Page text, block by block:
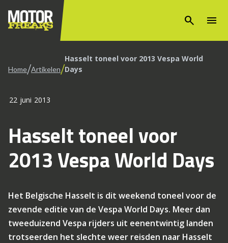
search menu
Home/Artikelen/Hasselt toneel voor 2013 Vespa World
Days
22 juni 2013
Hasselt toneel voor
2013 Vespa World Days
Het Belgische Hasselt is dit weekend toneel voor de
zevende editie van de Vespa World Days. Meer dan
tweeduizend Vespa rijders uit eenentwintig landen
trotseerden het slechte weer reisden naar Hasselt